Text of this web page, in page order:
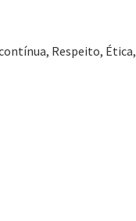
Respeito, Ética,